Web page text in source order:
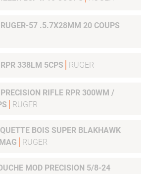
RUGER-57 .5.7X28MM 20 COUPS
338LM 5CPS RUGER
RIFLE RPR 300WM /
RUGER
BOIS SUPER BLAKHAWK
RUGER
MOD PRECISION 5/8-24